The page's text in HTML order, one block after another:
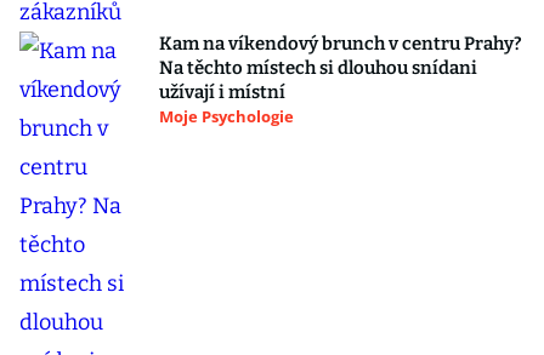
Kam na víkendový brunch v centru Prahy?
Na těchto místech si dlouhou snídani
užívají i místní
Moje Psychologie